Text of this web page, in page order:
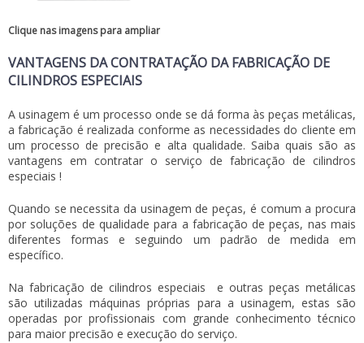
Clique nas imagens para ampliar
VANTAGENS DA CONTRATAÇÃO DA FABRICAÇÃO DE
CILINDROS ESPECIAIS
A usinagem é um processo onde se dá forma às peças metálicas,
a fabricação é realizada conforme as necessidades do cliente em
um processo de precisão e alta qualidade. Saiba quais são as
vantagens em contratar o serviço de fabricação de cilindros
especiais !
Quando se necessita da usinagem de peças, é comum a procura
por soluções de qualidade para a fabricação de peças, nas mais
diferentes formas e seguindo um padrão de medida em
específico.
Na fabricação de cilindros especiais
e outras peças metálicas
são utilizadas máquinas próprias para a usinagem, estas são
operadas por profissionais com grande conhecimento técnico
para maior precisão e execução do serviço.